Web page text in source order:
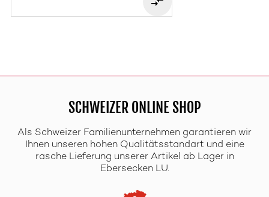
SCHWEIZER ONLINE SHOP
Als Schweizer Familienunternehmen garantieren wir
Ihnen unseren hohen Qualitätsstandart und eine
rasche Lieferung unserer Artikel ab Lager in
Ebersecken LU.